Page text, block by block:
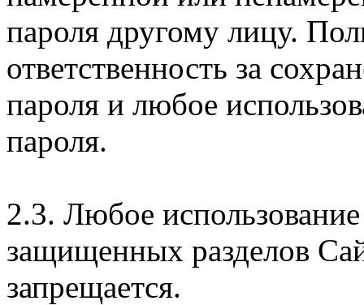
пароля другому лицу.
ответственность за
пароля и любое
пароля.
2.3. Любое
защищенных разделов
запрещается.